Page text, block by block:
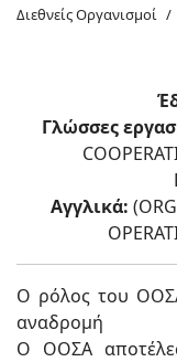
Διεθνείς Οργανισμοί
Γλώσσες
Αγγλικά:
Ο ρόλος του
αναδρομή
O ΟΟΣΑ